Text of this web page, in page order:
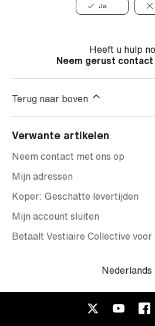
Ja
Heeft u hulp
Neem gerust
Terug naar boven
Verwante artikelen
Neem contact met ons op
Mijn adressen
Koper: Geschatte levertijden
Mijn account sluiten
Betaalt Vestiaire Collective voor
Nederlands